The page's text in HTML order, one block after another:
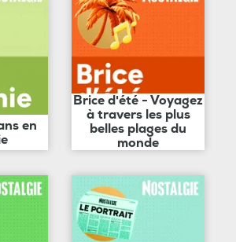
en
Brice d'été - Voyagez
à travers les plus
belles plages du
monde